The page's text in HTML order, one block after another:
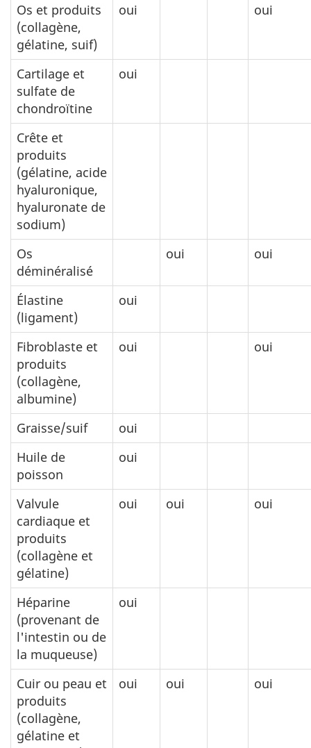
Os et produits
(collagène,
gélatine, suif)
oui oui
Cartilage et
sulfate de
chondroïtine
oui
Crête et
produits
(gélatine, acide
hyaluronique,
hyaluronate de
sodium)
Os
déminéralisé
oui oui
Élastine
(ligament)
oui
Fibroblaste et
produits
(collagène,
albumine)
oui oui
Graisse/suif
oui
Huile de
poisson
oui
Valvule
cardiaque et
produits
(collagène et
gélatine)
oui oui oui
Héparine
(provenant de
l'intestin ou de
la muqueuse)
oui
Cuir ou peau et
produits
(collagène,
gélatine et
oui oui oui